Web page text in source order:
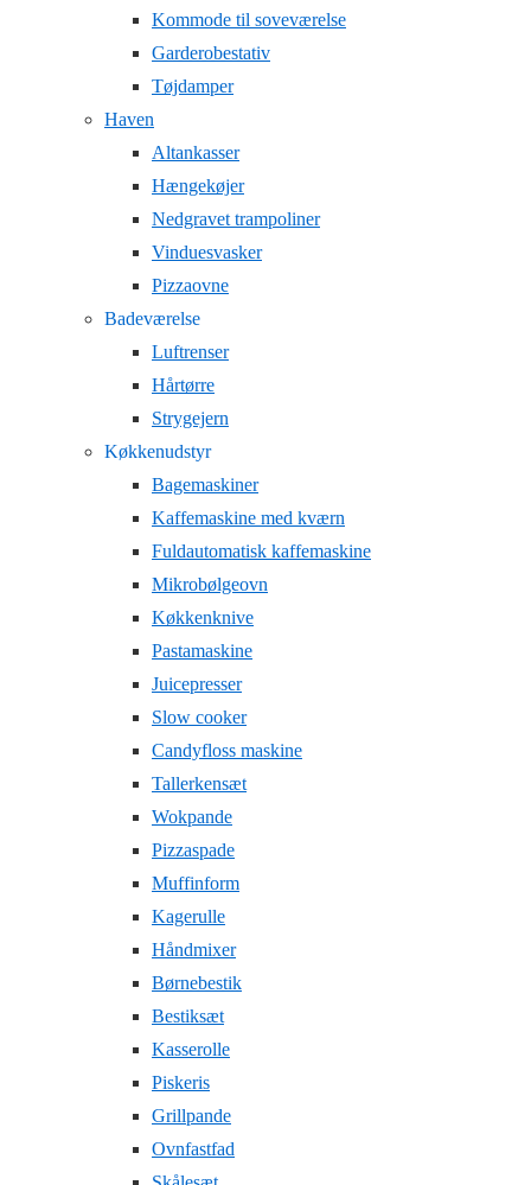
Kommode til soveværelse
Garderobestativ
Tøjdamper
Haven
Altankasser
Hængekøjer
Nedgravet trampoliner
Vinduesvasker
Pizzaovne
Badeværelse
Luftrenser
Hårtørre
Strygejern
Køkkenudstyr
Bagemaskiner
Kaffemaskine med kværn
Fuldautomatisk kaffemaskine
Mikrobølgeovn
Køkkenknive
Pastamaskine
Juicepresser
Slow cooker
Candyfloss maskine
Tallerkensæt
Wokpande
Pizzaspade
Muffinform
Kagerulle
Håndmixer
Børnebestik
Bestiksæt
Kasserolle
Piskeris
Grillpande
Ovnfastfad